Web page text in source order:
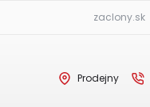
zaclony.sk
Prodejny